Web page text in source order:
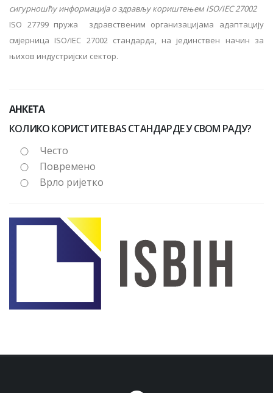
сигурношћу информација о здрављу кориштењем ISO/IEC 27002
ISO 27799 пружа здравственим организацијама адаптацију
смјерница ISO/IEC 27002 стандарда, на јединствен начин за
њихов индустријски сектор.
АНКЕТА
КОЛИКО КОРИСТИТЕ BAS СТАНДАРДЕ У СВОМ РАДУ?
Често
Повремено
Врло ријетко